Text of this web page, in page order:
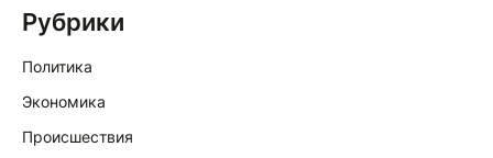
Рубрики
Политика
Экономика
Происшествия